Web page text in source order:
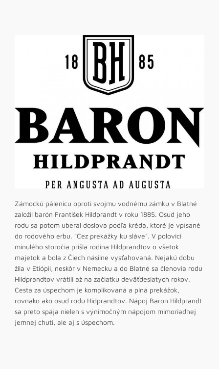
Zámockú pálenicu oproti svojmu vodnému zámku v Blatné
založil barón František Hildprandt v roku 1885. Osud jeho
rodu sa potom uberal doslova podľa kréda, ktoré je vpísané
do rodového erbu. "Cez prekážky ku sláve". V polovici
minulého storočia prišla rodina Hildprandtov o všetok
majetok a bola z Čiech násilne vysťahovaná. Nejakú dobu
žila v Etiópii, neskôr v Nemecku a do Blatné sa členovia rodu
Hildprandtov vrátili až na začiatku deväťdesiatych rokov.
Cesta za úspechom je komplikovaná a plná prekážok,
rovnako ako osud rodu Hidprandtov. Nápoj Baron Hildprandt
sa preto spája nielen s výnimočným nápojom mimoriadnej
jemnej chuti, ale aj s úspechom.